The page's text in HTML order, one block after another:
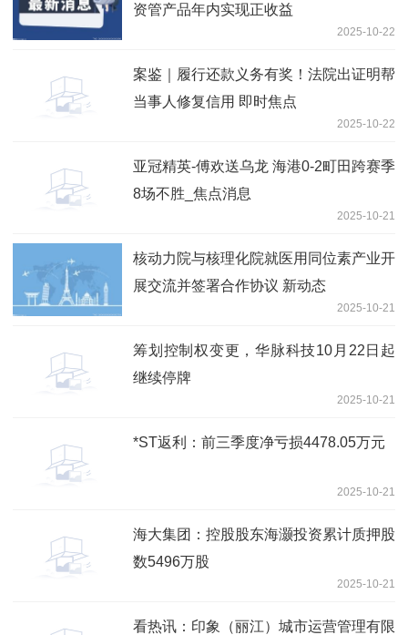
资管产品年内实现正收益
2025-10-22
案鉴｜履行还款义务有奖！法院出证明帮
当事人修复信用 即时焦点
2025-10-22
亚冠精英-傅欢送乌龙 海港0-2町田跨赛季
8场不胜_焦点消息
2025-10-21
核动力院与核理化院就医用同位素产业开
展交流并签署合作协议 新动态
2025-10-21
筹划控制权变更，华脉科技10月22日起
继续停牌
2025-10-21
*ST返利：前三季度净亏损4478.05万元
2025-10-21
海大集团：控股股东海灏投资累计质押股
数5496万股
2025-10-21
看热讯：印象（丽江）城市运营管理有限